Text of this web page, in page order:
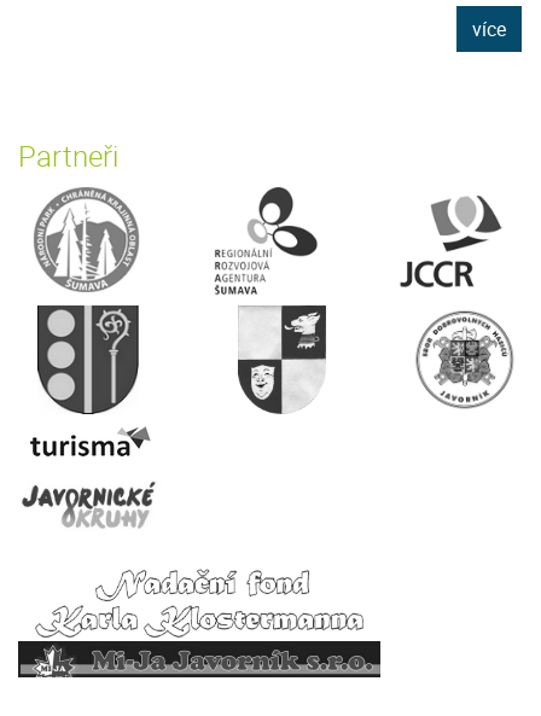
více
Partneři